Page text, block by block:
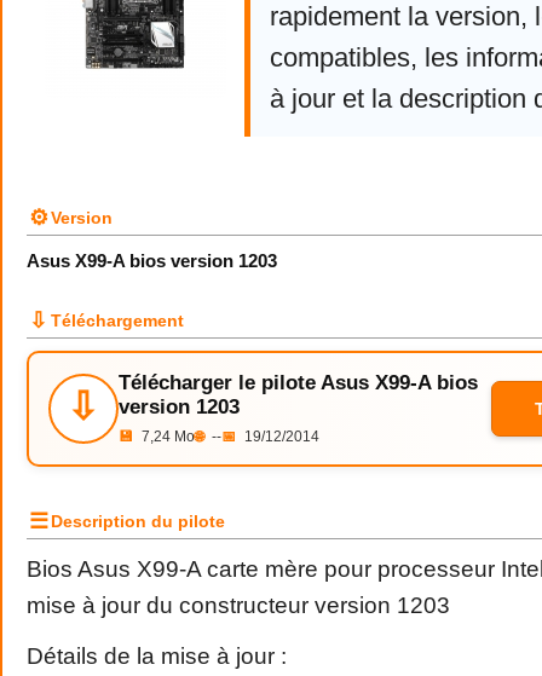
rapidement la version,
compatibles, les
à jour et la description
⚙Version
Asus X99-A bios version 1203
⇩ Téléchargement
⇩
Télécharger le pilote Asus X99-A bios
version 1203
💾 7,24 Mo🌐 --📅 19/12/2014
☰Description du pilote
Bios Asus X99-A carte mère pour processeur
mise à jour du constructeur version 1203
Détails de la mise à jour :